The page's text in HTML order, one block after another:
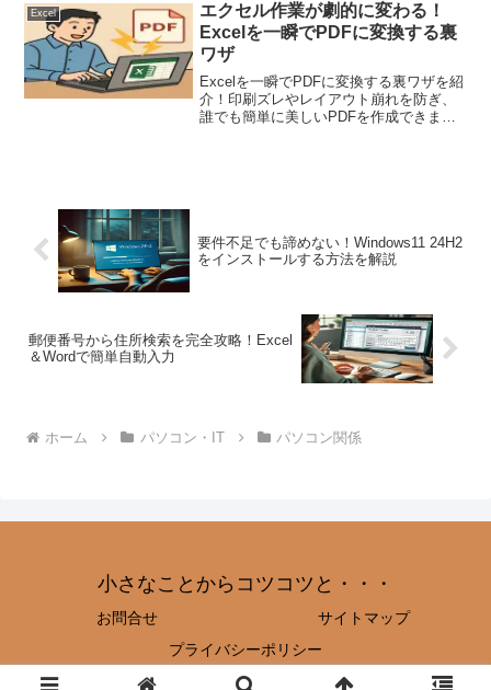
Excel
エクセル作業が劇的に変わる！
Excelを一瞬でPDFに変換する裏
ワザ
Excelを一瞬でPDFに変換する裏ワザを紹
介！印刷ズレやレイアウト崩れを防ぎ、
誰でも簡単に美しいPDFを作成できま
要件不足でも諦めない！Windows11 24H2
をインストールする方法を解説
郵便番号から住所検索を完全攻略！Excel
＆Wordで簡単自動入力
ホーム パソコン・IT パソコン関係
小さなことからコツコツと・・・
お問合せ
サイトマップ
プライバシーポリシー